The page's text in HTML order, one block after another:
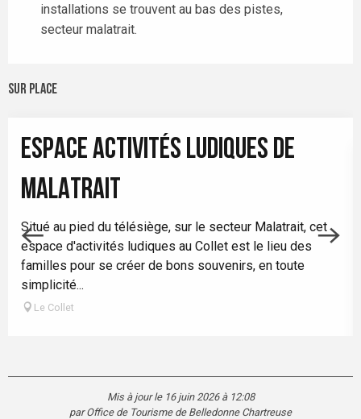
installations se trouvent au bas des pistes,
secteur malatrait.
Sur place
ESPACE ACTIVITÉS LUDIQUES DE
MALATRAIT
Situé au pied du télésiège, sur le secteur Malatrait, cet
espace d'activités ludiques au Collet est le lieu des
familles pour se créer de bons souvenirs, en toute
simplicité...
Le Collet
Mis à jour le 16 juin 2026 à 12:08
par Office de Tourisme de Belledonne Chartreuse